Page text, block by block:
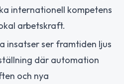
internationell kompetens
arbetskraft.
insatser ser framtiden ljus
där automation
och nya